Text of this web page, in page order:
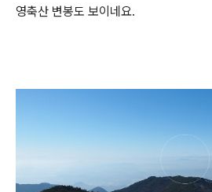
영축산 변봉도 보이네요.